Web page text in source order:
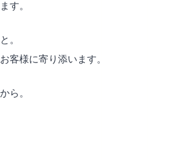
す。
。
客様に寄り添います。
ら。